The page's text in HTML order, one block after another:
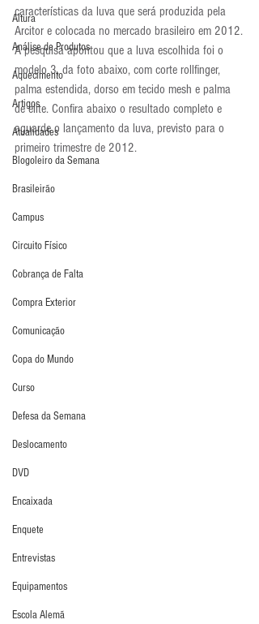
Altura
Análise de Produtos
Aquecimento
Artigos
Atualidades
Blogoleiro da Semana
Brasileirão
Campus
Circuito Físico
Cobrança de Falta
Compra Exterior
Comunicação
Copa do Mundo
Curso
Defesa da Semana
Deslocamento
DVD
Encaixada
Enquete
Entrevistas
Equipamentos
Escola Alemã
características da luva que será produzida pela
Arcitor e colocada no mercado brasileiro em 2012.
A pesquisa apontou que a luva escolhida foi o
modelo 3, da foto abaixo, com corte rollfinger,
palma estendida, dorso em tecido mesh e palma
de elite. Confira abaixo o resultado completo e
aguarde o lançamento da luva, previsto para o
primeiro trimestre de 2012.